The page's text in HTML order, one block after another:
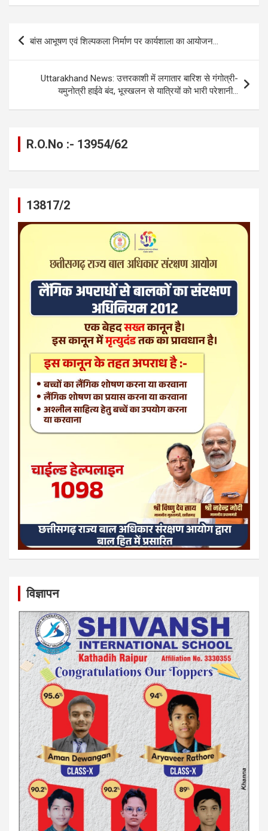
ce
o
o
k
se
g
er
at
A
p
p
e
a
m
ail py
Li
n
k
ar
Post
navigation
बांस आभूषण एवं शिल्पकला निर्माण पर कार्यशाला का आयोजन…
Uttarakhand News: उत्तरकाशी में लगातार बारिश से गंगोत्री-
यमुनोत्री हाईवे बंद, भूस्खलन से यात्रियों को भारी परेशानी…
R.O.No :- 13954/62
13817/2
विज्ञापन